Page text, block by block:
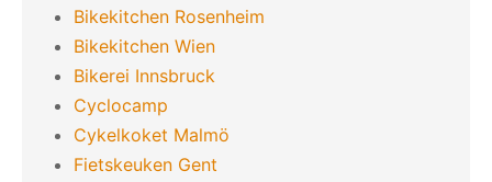
Bikekitchen Rosenheim
Bikekitchen Wien
Bikerei Innsbruck
Cyclocamp
Cykelkoket Malmö
Fietskeuken Gent